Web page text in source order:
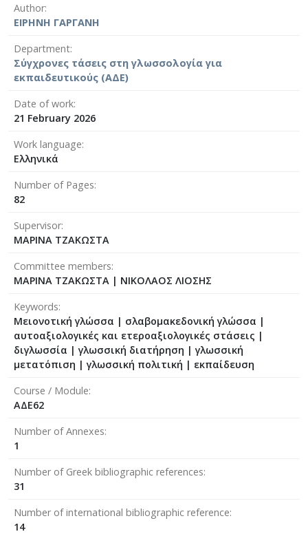
Author
ΕΙΡΗΝΗ ΓΑΡΓΑΝΗ
Department
Σύγχρονες τάσεις στη γλωσσολογία για
εκπαιδευτικούς (ΑΔΕ)
Date of work
21 February 2026
Work language
Ελληνικά
Number of Pages
82
Supervisor
ΜΑΡΙΝΑ ΤΖΑΚΩΣΤΑ
Committee members
ΜΑΡΙΝΑ ΤΖΑΚΩΣΤΑ | ΝΙΚΟΛΑΟΣ ΛΙΟΣΗΣ
Keywords
Μειονοτική γλώσσα | σλαβομακεδονική γλώσσα |
αυτοαξιολογικές και ετεροαξιολογικές στάσεις |
διγλωσσία | γλωσσική διατήρηση | γλωσσική
μετατόπιση | γλωσσική πολιτική | εκπαίδευση
Course / Module
ΑΔΕ62
Number of Annexes
1
Number of Greek bibliographic references
31
Number of international bibliographic reference
14